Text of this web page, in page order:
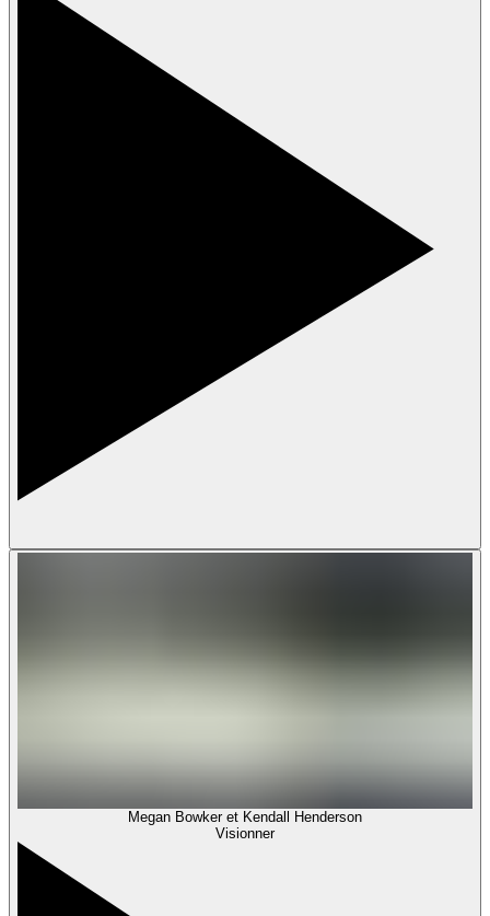
Megan Bowker et Kendall Henderson
Visionner